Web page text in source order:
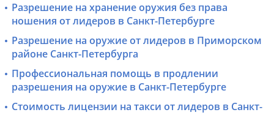
Разрешение на хранение оружия без права
ношения от лидеров в Санкт-Петербурге
Разрешение на оружие от лидеров в Приморском
районе Санкт-Петербурга
Профессиональная помощь в продлении
разрешения на оружие в Санкт-Петербурге
Стоимость лицензии на такси от лидеров в Санкт-